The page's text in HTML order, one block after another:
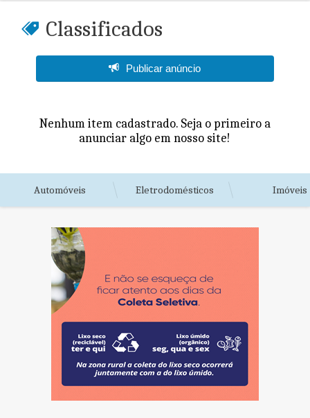
Classificados
Publicar anúncio
Nenhum item cadastrado. Seja o primeiro a
anunciar algo em nosso site!
Automóveis Eletrodomésticos Imóveis